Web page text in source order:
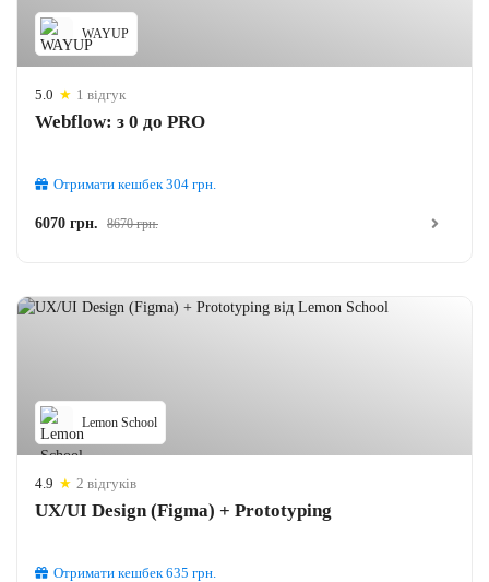
WAYUP
5.0 ★ 1 відгук
Webflow: з 0 до PRO
Отримати кешбек304 грн.
6070 грн. 8670 грн.
Lemon School
4.9 ★ 2 відгуків
UX/UI Design (Figma) + Prototyping
Отримати кешбек635 грн.